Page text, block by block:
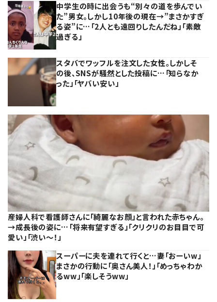
中学生の時に出会うも“別々の道を歩んでい
た”男女。しかし10年後の現在→”まさかすぎ
る姿”に…「2人とも遠回りしたんだね」「素敵
過ぎる」
スタバでワッフルを注文した女性。しかしそ
の後、SNSが騒然とした投稿に…「知らなか
った」「ヤバい安い」
産婦人科で看護師さんに「綺麗なお顔」と言われた赤ちゃん。
→成長後の姿に…「将来有望すぎる」「クリクリのお目目で可
愛い」「渋い～！」
スーパーに夫を連れて行くと…妻「おーいw」
まさかの行動に「奥さん美人！」「めっちゃわか
るww」「楽しそうww」